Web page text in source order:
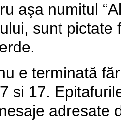
aşa numitul
sunt pictate
e terminată
si 17.
adresate